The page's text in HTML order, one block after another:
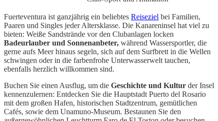
Fuerteventura ist ganzjährig ein beliebtes Reiseziel bei Familien,
Paaren und Singles jeder Altersklasse. Die Kanareninsel hat viel zu
bieten: Weiße Sandstrände vor den Clubanlagen locken
Badeurlauber und Sonnenanbeter, während Wassersportler, die
gerne aufs Meer hinaus segeln, sich auf dem Surfbrett in die Wellen
schwingen oder in die farbenfrohe Unterwasserwelt tauchen,
ebenfalls herzlich willkommen sind.
Buchen Sie einen Ausflug, um die Geschichte und Kultur der Insel
kennenzulernen: Entdecken Sie die Hauptstadt Puerto del Rosario
mit dem großen Hafen, historischen Stadtzentrum, gemütlichen
Cafés, sowie dem Unamuno-Museum. Bestaunen Sie den